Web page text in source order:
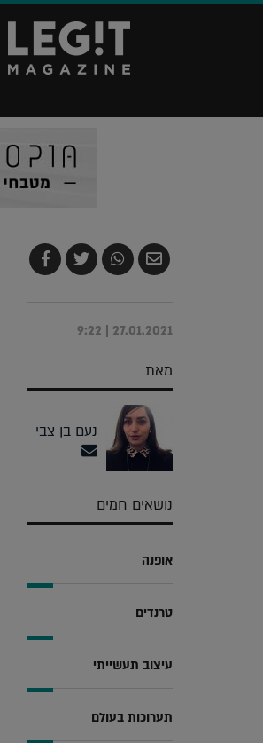
שלח
בדואר
שתף
ב-
צייץ
ב-
שתף
ב-
27.01.2021 | 9:22
מאת
נעם בן צבי
נושאים חמים
אופנה
טרנדים
עיצוב תעשייתי
תערוכות בעולם